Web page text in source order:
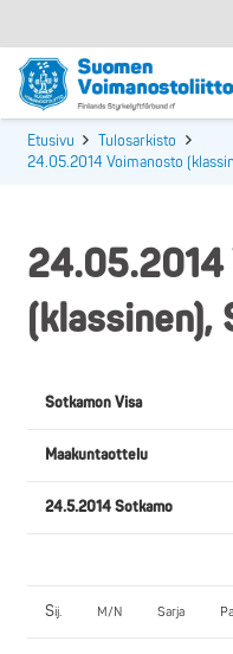
Etusivu
Tulosarkisto
24.05.2014 Voimanosto
24.05.2014
(klassinen),
Sotkamon Visa
Maakuntaottelu
24.5.2014 Sotkamo
Sij. M/N Sarja